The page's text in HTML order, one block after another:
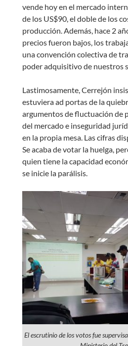
vende hoy en el mercado
de los US$90, el doble de los
producción. Además, hace 2
precios fueron bajos, los
una convención colectiva de
poder adquisitivo de nuestros
Lastimosamente, Cerrejón
estuviera ad portas de la
argumentos de fluctuación de
del mercado e inseguridad
en la propia mesa. Las cifras
Se acaba de votar la huelga,
quien tiene la capacidad
se inicie la parálisis.
El escrutinio de los votos fue